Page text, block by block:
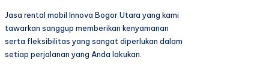
Jasa rental mobil Innova Bogor Utara yang kami
tawarkan sanggup memberikan kenyamanan
serta fleksibilitas yang sangat diperlukan dalam
setiap perjalanan yang Anda lakukan.